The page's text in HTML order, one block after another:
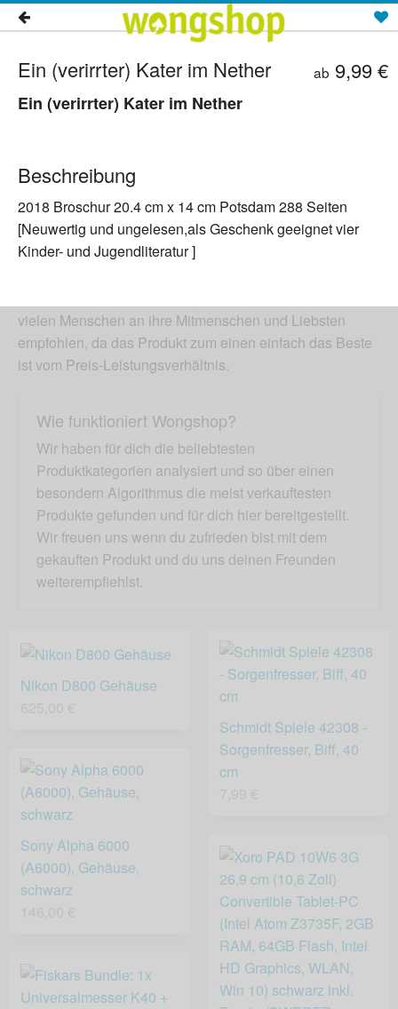
Die besten Produkte
Jeden hat mit Sicherheit schon ein Mal die Frage
Das Team von Wongshop hat es sich zur Aufgabe
gemacht, dieses Problem ein für alle Mal aus der Welt zu
schaffen indem wir für euch die besten und meist
verkauftesten Produkte aus dem Internet
zusammentragen. So könnt ihr schnell entscheiden was
vielen Menschen an ihre Mitmenschen und Liebsten
empfohlen, da das Produkt zum einen einfach das Beste
ist vom Preis-Leistungsverhältnis.
Wie funktioniert Wongshop?
Wir haben für dich die beliebtesten
Produktkategorien analysiert und so über einen
besondern Algorithmus die meist verkauftesten
Produkte gefunden und für dich hier bereitgestellt.
Wir freuen uns wenn du zufrieden bist mit dem
gekauften Produkt und du uns deinen Freunden
weiterempfiehlst.
Nikon D800 Gehäuse
Schmidt Spiele 42308 -
Sorgenfresser, Biff, 40
cm
Sony Alpha 6000
(A6000), Gehäuse,
schwarz
ab 9,99 €
Ein (verirrter) Kater im Nether
Ein (verirrter) Kater im Nether
Beschreibung
2018 Broschur 20.4 cm x 14 cm Potsdam 288 Seiten
[Neuwertig und ungelesen,als Geschenk geeignet vier
Kinder- und Jugendliteratur ]